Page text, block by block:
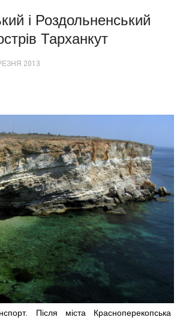
і Роздольненський
Тарханкут
2013
Після міста Красноперекопська